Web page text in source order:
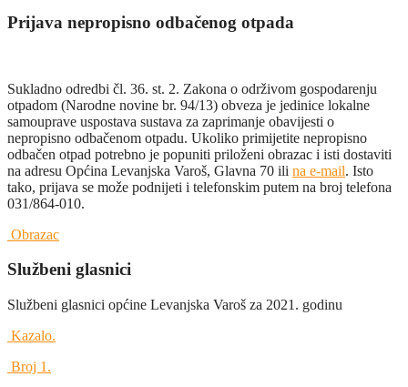
Prijava nepropisno odbačenog otpada
Sukladno odredbi čl. 36. st. 2. Zakona o održivom gospodarenju
otpadom (Narodne novine br. 94/13) obveza je jedinice lokalne
samouprave uspostava sustava za zaprimanje obavijesti o
nepropisno odbačenom otpadu. Ukoliko primijetite nepropisno
odbačen otpad potrebno je popuniti priloženi obrazac i isti dostaviti
na adresu Općina Levanjska Varoš, Glavna 70 ili na e-mail. Isto
tako, prijava se može podnijeti i telefonskim putem na broj telefona
031/864-010.
Obrazac
Službeni glasnici
Službeni glasnici općine Levanjska Varoš za 2021. godinu
Kazalo.
Broj 1.